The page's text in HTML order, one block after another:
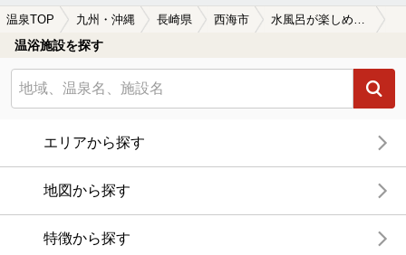
温泉TOP 九州・沖縄 長崎県 西海市 水風呂が楽しめる西海市の温泉、日帰り温泉、スーパー銭湯おすすめ
温浴施設を探す
エリアから探す
地図から探す
特徴から探す